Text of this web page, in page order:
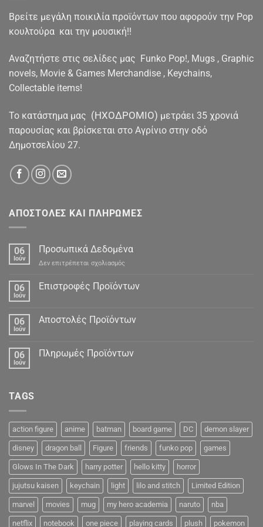
Βρείτε μεγάλη ποικιλία προϊόντων που αφορούν την Pop
κουλτούρα και την μουσική!!
Αναζητήστε στις σελίδες μας Funko Pop!, Mugs , Graphic
novels, Movie & Games Merchandise , Keychains,
Collectable items!
To κατάστημα μας (ΗΧΟΔΡΟΜΙΟ) μετράει 35 χρονιά
παρουσίας και βρίσκεται στο Αγρίνιο στην οδό
Δημοτσελίου 27.
ΑΠΟΣΤΟΛΕΣ ΚΑΙ ΠΛΗΡΩΜΕΣ
06
Ιούν
Προσωπικά Δεδομένα
Δεν επιτρέπεται σχολιασμός
Δεδομένα
06
Ιούν
Επιστροφές Προϊόντων
06
Ιούν
Αποστολές Προϊόντων
06
Ιούν
Πληρωμές Προϊόντων
TAGS
action figure anime batman board game DC demon slayer
disney dragon ball Figure friends funko pop games
Glows In The Dark harry potter hello kitty horror
jujutsu kaisen keychain light lilo and stitch Limited Edition
marvel movies mug my hero academia naruto nba
netflix notebook one piece playing cards plush pokemon